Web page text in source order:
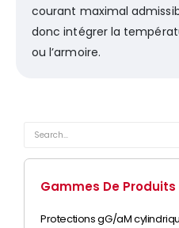
courant maximal
donc intégrer la
ou l’armoire.
Gammes De Produits
Protections gG/aM